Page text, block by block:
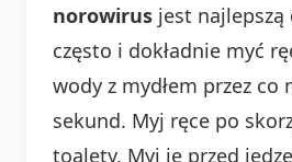
norowirus jest najlepszą
często i dokładnie myć
wody z mydłem przez co
sekund. Myj ręce po
toalety. Myj je przed